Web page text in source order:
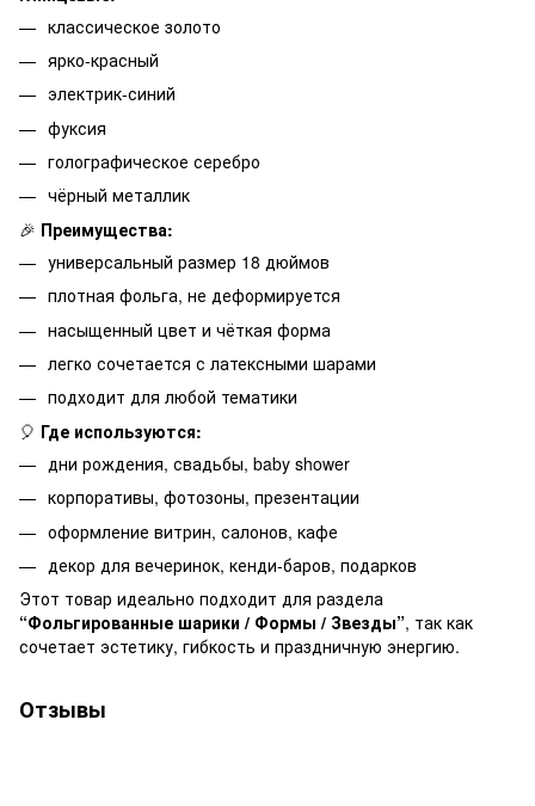
классическое золото
ярко-красный
электрик-синий
фуксия
голографическое серебро
чёрный металлик
🎉 Преимущества:
универсальный размер 18 дюймов
плотная фольга, не деформируется
насыщенный цвет и чёткая форма
легко сочетается с латексными шарами
подходит для любой тематики
🎈 Где используются:
дни рождения, свадьбы, baby shower
корпоративы, фотозоны, презентации
оформление витрин, салонов, кафе
декор для вечеринок, кенди-баров, подарков
Этот товар идеально подходит для раздела
“Фольгированные шарики / Формы / Звезды”, так как
сочетает эстетику, гибкость и праздничную энергию.
Отзывы